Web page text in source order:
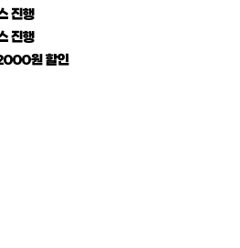
진행
진행
원 할인